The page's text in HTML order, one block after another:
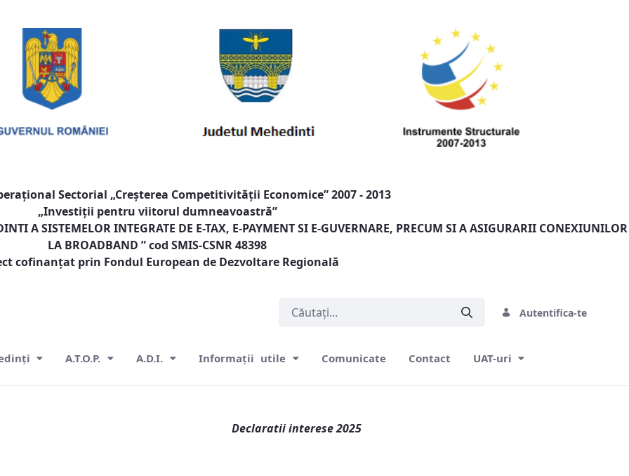
Sectorial „Creşterea Competitivităţii Economice” 2007 - 2013
„Investiţii pentru viitorul dumneavoastră”
A SISTEMELOR INTEGRATE DE E-TAX, E-PAYMENT SI E-GUVERNARE, PRECUM SI A ASIGURARII CONEXIUNILOR
LA BROADBAND ” cod SMIS-CSNR 48398
cofinanţat prin Fondul European de Dezvoltare Regională
Autentifica-te
A.T.O.P. A.D.I. Informații utile Comunicate Contact UAT-uri
Declaratii interese 2025